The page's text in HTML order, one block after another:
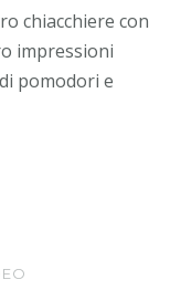
chiacchiere con
impressioni
pomodori e